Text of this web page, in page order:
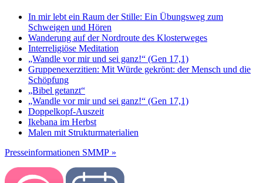
In mir lebt ein Raum der Stille: Ein Übungsweg zum
Schweigen und Hören
Wanderung auf der Nordroute des Klosterweges
Interreligiöse Meditation
„Wandle vor mir und sei ganz!“ (Gen 17,1)
Gruppenexerzitien: Mit Würde gekrönt: der Mensch und die
Schöpfung
„Bibel getanzt“
„Wandle vor mir und sei ganz!“ (Gen 17,1)
Doppelkopf-Auszeit
Ikebana im Herbst
Malen mit Strukturmaterialien
Presseinformationen SMMP »